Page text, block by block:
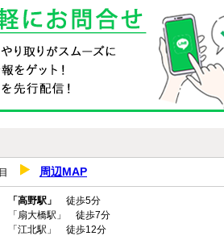
目 周辺MAP
「高野駅」
徒歩5分
「扇大橋駅」 徒歩7分
「江北駅」 徒歩12分